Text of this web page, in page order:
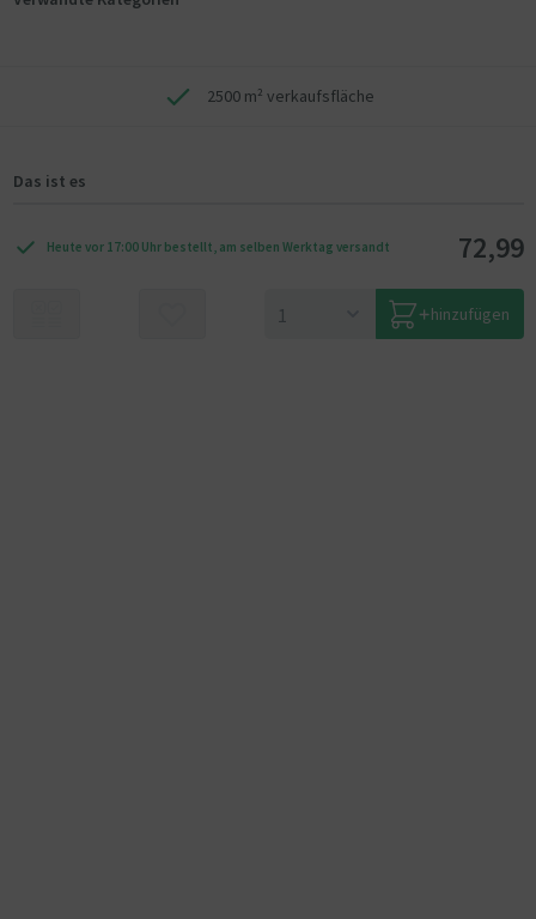
2500 m² verkaufsfläche
Das ist es
Heute vor 17:00 Uhr bestellt, am selben Werktag versandt 72,99
hinzufügen